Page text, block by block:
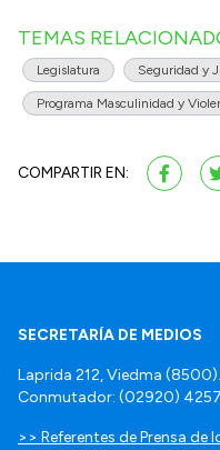
TEMAS
Legislatura Seguridad y
Programa Masculinidad y
COMPARTIR EN:
SECRETARÍA DE MEDIOS
Laprida 212, Viedma (8500).
Conmutador: (02920)
>> Referentes de Prensa